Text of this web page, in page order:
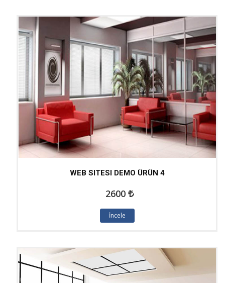
WEB SITESI DEMO ÜRÜN 4
2600
İncele